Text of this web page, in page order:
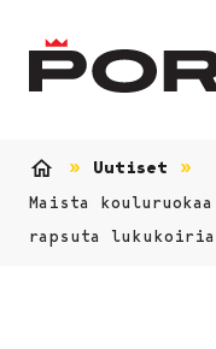
Uutiset
Maista
rapsuta lukukoiria